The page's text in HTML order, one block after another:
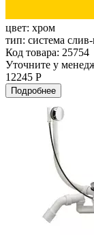
цвет: хром
тип: система
Код товара: 25754
Уточните у
12245 Р
Подробнее